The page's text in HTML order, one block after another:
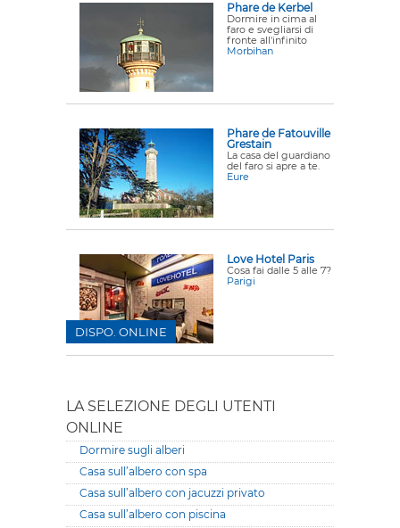
Phare de Kerbel
Dormire in cima al
faro e svegliarsi di
fronte all'infinito
Morbihan
Phare de Fatouville
Grestain
La casa del guardiano
del faro si apre a te.
Eure
Love Hotel Paris
Cosa fai dalle 5 alle 7?
Parigi
DISPO. ONLINE
LA SELEZIONE DEGLI UTENTI
ONLINE
Dormire sugli alberi
Casa sull’albero con spa
Casa sull’albero con jacuzzi privato
Casa sull’albero con piscina